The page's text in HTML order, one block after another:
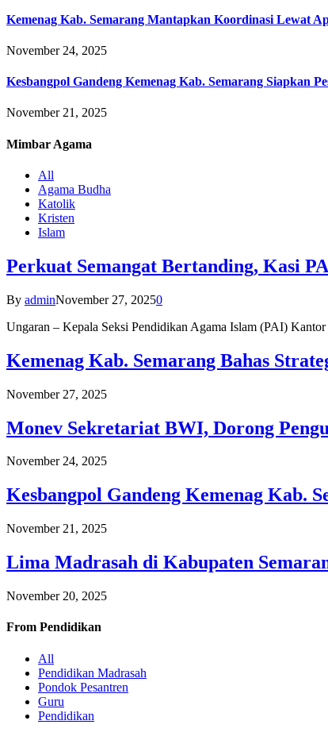
Kemenag Kab. Semarang Mantapkan Koordinasi Lewat
November 24, 2025
Kesbangpol Gandeng Kemenag Kab. Semarang Siapkan
November 21, 2025
Mimbar Agama
All
Agama Budha
Katolik
Kristen
Islam
Perkuat Semangat Bertanding, Kasi
By adminNovember 27, 20250
Ungaran – Kepala Seksi Pendidikan Agama Islam (PAI)
Kemenag Kab. Semarang Bahas
November 27, 2025
Monev Sekretariat BWI, Dorong
November 24, 2025
Kesbangpol Gandeng Kemenag Kab.
November 21, 2025
Lima Madrasah di Kabupaten
November 20, 2025
From Pendidikan
All
Pendidikan Madrasah
Pondok Pesantren
Guru
Pendidikan